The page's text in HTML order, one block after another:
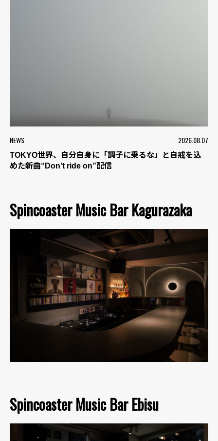
NEWS 2026.08.07
TOKYO世界、自分自身に「調子に乗るな」と自戒を込
めた新曲“Don’t ride on”配信
Spincoaster Music Bar Kagurazaka
Spincoaster Music Bar Ebisu